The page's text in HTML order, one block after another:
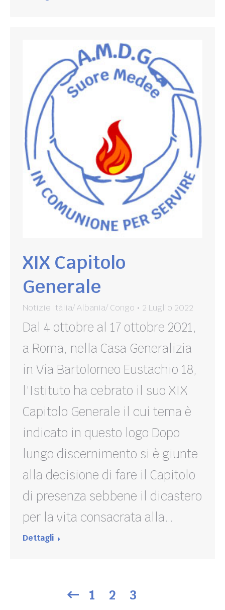
XIX Capitolo
Generale
Notizie Itália/ Albania/ Congo 2 Luglio 2022
Dal 4 ottobre al 17 ottobre 2021,
a Roma, nella Casa Generalizia
in Via Bartolomeo Eustachio 18,
l’Istituto ha cebrato il suo XIX
Capitolo Generale il cui tema è
indicato in questo logo Dopo
lungo discernimento si è giunte
alla decisione di fare il Capitolo
di presenza sebbene il dicastero
per la vita consacrata alla…
Dettagli
1 2 3